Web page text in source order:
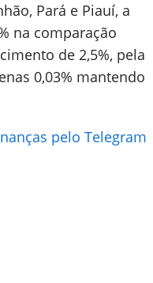
Pará e Piauí, a
na comparação
de 2,5%, pela
0,03% mantendo
pelo Telegram